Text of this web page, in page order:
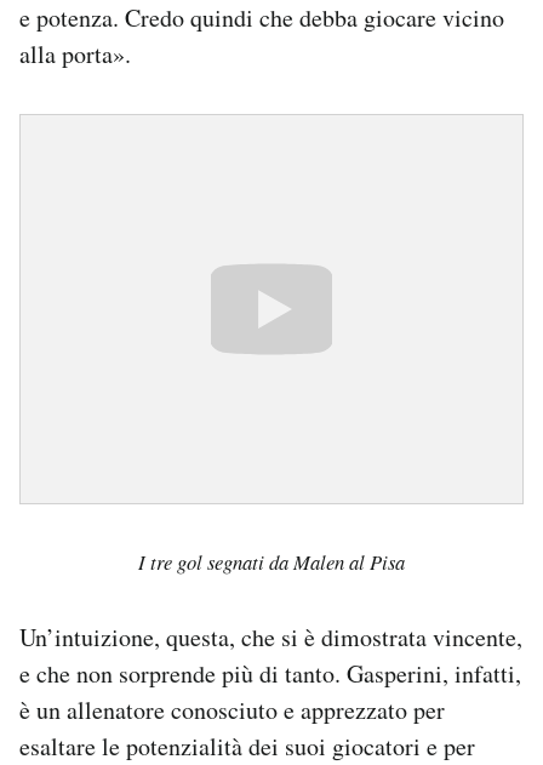
e potenza. Credo quindi che debba giocare vicino
alla porta».
I tre gol segnati da Malen al Pisa
Un’intuizione, questa, che si è dimostrata vincente,
e che non sorprende più di tanto. Gasperini, infatti,
è un allenatore conosciuto e apprezzato per
esaltare le potenzialità dei suoi giocatori e per